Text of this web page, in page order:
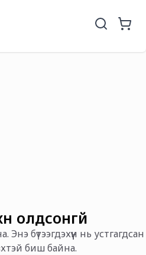
олдсонгүй
Энэ бүтээгдэхүүн нь устгагдсан
биш байна.